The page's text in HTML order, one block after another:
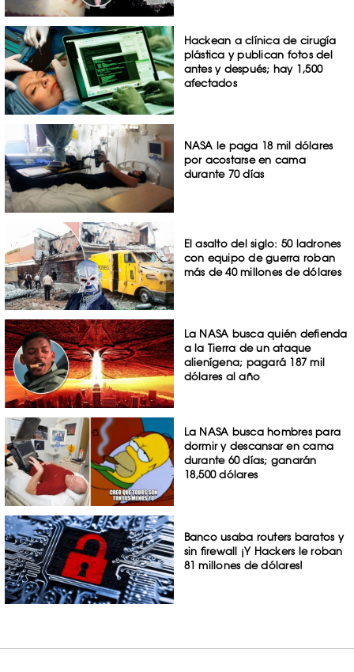
Hackean a clínica de cirugía
plástica y publican fotos del
antes y después; hay 1,500
afectados
NASA le paga 18 mil dólares
por acostarse en cama
durante 70 días
El asalto del siglo: 50 ladrones
con equipo de guerra roban
más de 40 millones de dólares
La NASA busca quién defienda
a la Tierra de un ataque
alienígena; pagará 187 mil
dólares al año
La NASA busca hombres para
dormir y descansar en cama
durante 60 días; ganarán
18,500 dólares
Banco usaba routers baratos y
sin firewall ¡Y Hackers le roban
81 millones de dólares!